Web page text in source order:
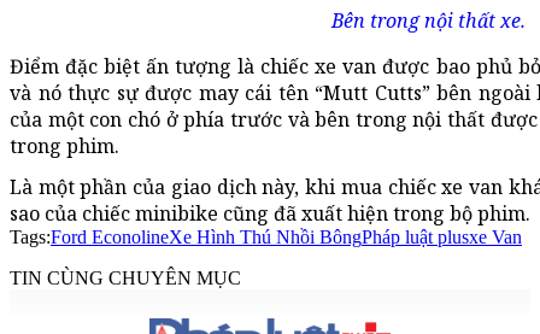
Bên trong nội thất xe.
Điểm đặc biệt ấn tượng là chiếc xe van được bao phủ
và nó thực sự được may cái tên “Mutt Cutts” bên
của một con chó ở phía trước và bên trong nội thất
trong phim.
Là một phần của giao dịch này, khi mua chiếc xe van
sao của chiếc minibike cũng đã xuất hiện trong bộ phim.
Tags:Ford EconolineXe Hình Thú Nhồi BôngPháp luật plusxe Van
TIN CÙNG CHUYÊN MỤC